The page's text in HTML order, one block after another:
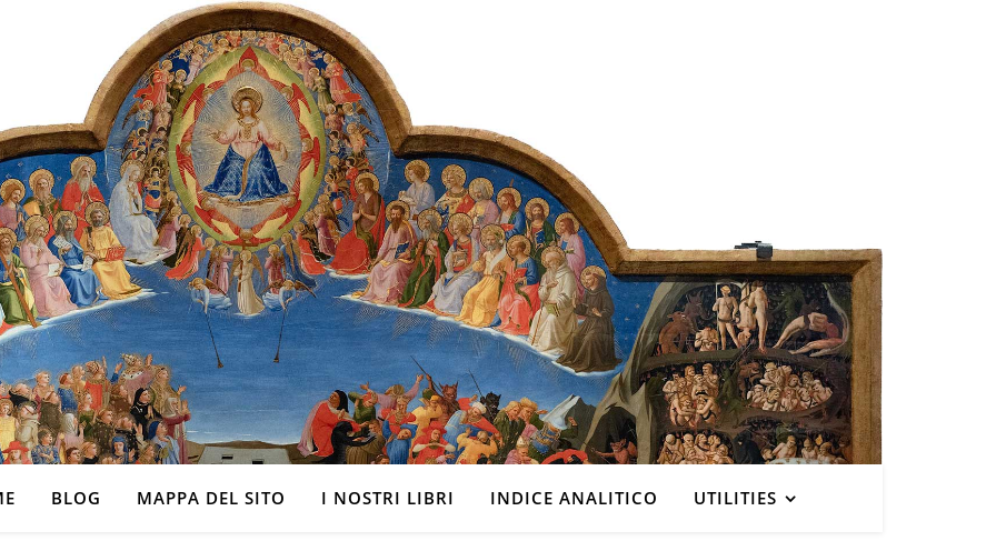
BLOG MAPPA DEL SITO I NOSTRI LIBRI INDICE ANALITICO UTILITIES